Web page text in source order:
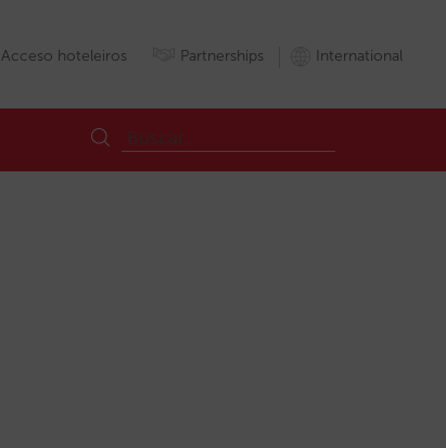
Acceso hoteleiros Partnerships International